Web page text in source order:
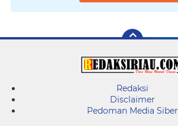
Redaksi
Disclaimer
Pedoman Media Siber